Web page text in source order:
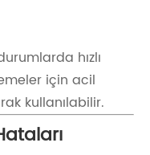
hızlı
için acil
kullanılabilir.